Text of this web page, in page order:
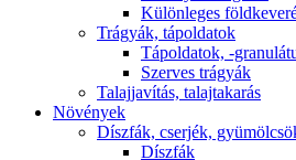
Különleges
Trágyák, tápoldatok
Tápoldatok, -
Szerves trágyák
Talajjavítás, talajtakarás
Növények
Díszfák, cserjék,
Díszfák